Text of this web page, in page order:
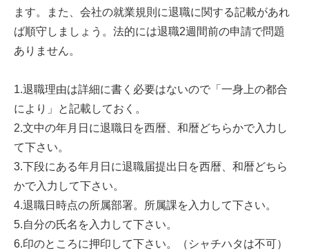
ます。また、会社の就業規則に退職に関する記載があれ
ば順守しましょう。法的には退職2週間前の申請で問題
ありません。
1.退職理由は詳細に書く必要はないので「一身上の都合
により」と記載しておく。
2.文中の年月日に退職日を西暦、和暦どちらかで入力し
て下さい。
3.下段にある年月日に退職届提出日を西暦、和暦どちら
かで入力して下さい。
4.退職日時点の所属部署。所属課を入力して下さい。
5.自分の氏名を入力して下さい。
6.印のところに押印して下さい。（シャチハタは不可）